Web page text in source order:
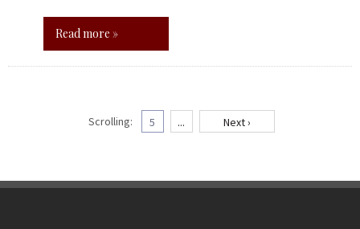
Read more »
Scrolling: 5 ... Next ›